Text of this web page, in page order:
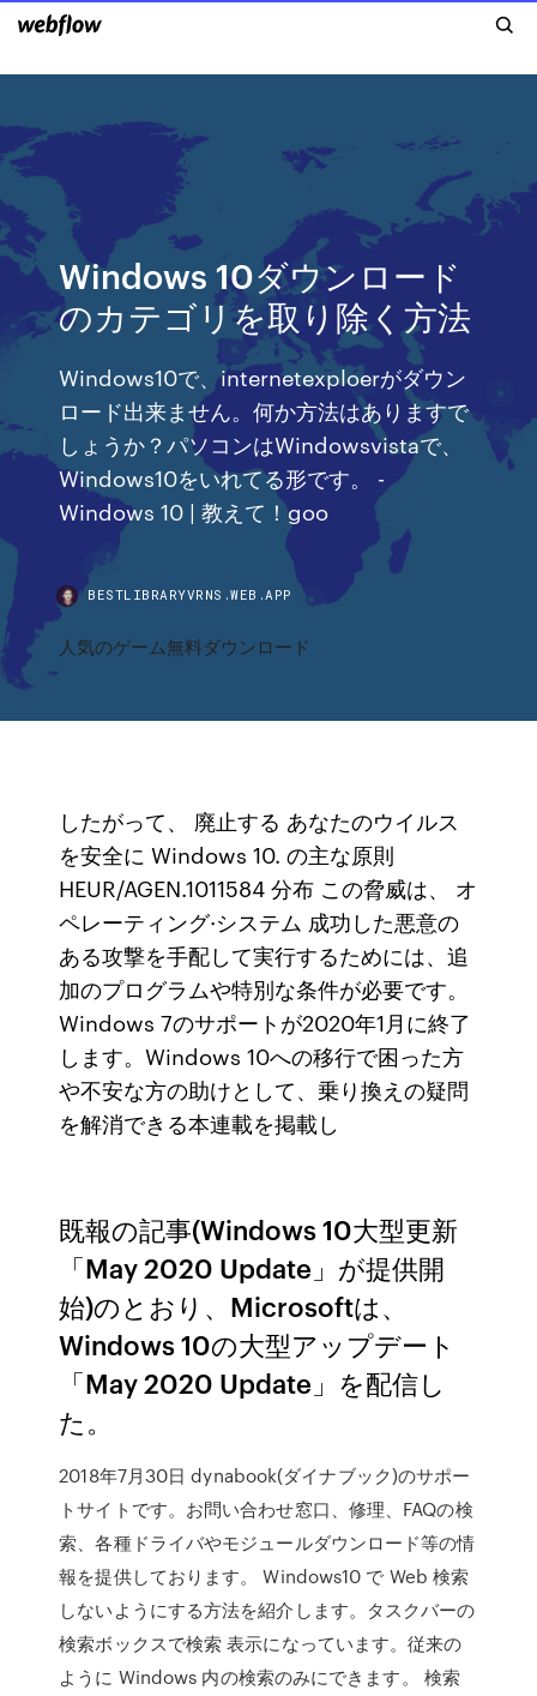
Windows 10ダウンロード
のカテゴリを取り除く方法
Windows10で、internetexploerがダウン
ロード出来ません。何か方法はありますで
しょうか？パソコンはWindowsvistaで、
Windows10をいれてる形です。 -
Windows 10 | 教えて！goo
BESTLIBRARYVRNS.WEB.APP
人気のゲーム無料ダウンロード
したがって、 廃止する あなたのウイルス
を安全に Windows 10. の主な原則
HEUR/AGEN.1011584 分布 この脅威は、 オ
ペレーティング·システム 成功した悪意の
ある攻撃を手配して実行するためには、追
加のプログラムや特別な条件が必要です。
Windows 7のサポートが2020年1月に終了
します。Windows 10への移行で困った方
や不安な方の助けとして、乗り換えの疑問
を解消できる本連載を掲載し
既報の記事(Windows 10大型更新
「May 2020 Update」が提供開
始)のとおり、Microsoftは、
Windows 10の大型アップデート
「May 2020 Update」を配信し
た。
2018年7月30日 dynabook(ダイナブック)のサポー
トサイトです。お問い合わせ窓口、修理、FAQの検
索、各種ドライバやモジュールダウンロード等の情
報を提供しております。 Windows10 で Web 検索
しないようにする方法を紹介します。タスクバーの
検索ボックスで検索 表示になっています。従来の
ように Windows 内の検索のみにできます。 検索